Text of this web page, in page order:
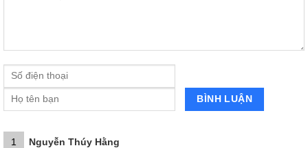
1 Nguyễn Thúy Hằng